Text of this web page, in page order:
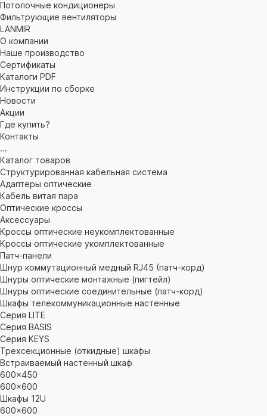
Потолочные кондиционеры
Фильтрующие вентиляторы
LANMIR
О компании
Наше производство
Сертификаты
Каталоги PDF
Инструкции по сборке
Новости
Акции
Где купить?
Контакты
...
Каталог товаров
Структурированная кабельная система
Адаптеры оптические
Кабель витая пара
Оптические кроссы
Аксессуары
Кроссы оптические неукомплектованные
Кроссы оптические укомплектованные
Патч-панели
Шнур коммутационный медный RJ45 (патч-корд)
Шнуры оптические монтажные (пигтейл)
Шнуры оптические соединительные (патч-корд)
Шкафы телекоммуникационные настенные
Cерия LITE
Cерия BASIS
Cерия KEYS
Трехсекционные (откидные) шкафы
Встраиваемый настенный шкаф
600x450
600x600
Шкафы 12U
600x600